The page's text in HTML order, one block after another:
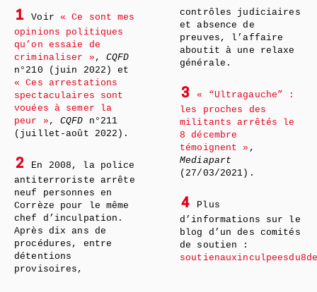
1 Voir « Ce sont mes
opinions politiques
qu’on essaie de
criminaliser » ,CQFD
n°210 (juin 2022) et
« Ces arrestations
spectaculaires sont
vouées à semer la
peur » ,CQFD n°211
(juillet-août 2022).
2
En 2008, la police
antiterroriste arrête
neuf personnes en
Corrèze pour le même
chef d’inculpation.
Après dix ans de
procédures, entre
détentions
provisoires,
contrôles judiciaires
et absence de
preuves, l’affaire
aboutit à une relaxe
générale.
3
« “Ultragauche” :
les proches des
militants arrêtés le
8 décembre
témoignent » ,
Mediapart
(27/03/2021).
4
Plus
d’informations sur le
blog d’un des comités
de soutien :